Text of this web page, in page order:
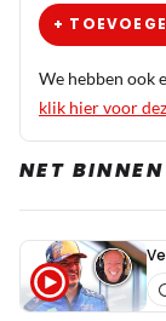
+
We hebben ook
klik hier voor
NET BINNEN